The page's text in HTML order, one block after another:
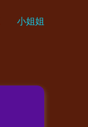
小姐姐